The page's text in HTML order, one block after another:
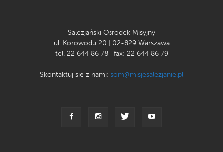
Salezjański Ośrodek Misyjny
ul. Korowodu 20 | 02-829 Warszawa
tel. 22 644 86 78 | fax: 22 644 86 79
Skontaktuj się z nami: som@misjesalezjanie.pl